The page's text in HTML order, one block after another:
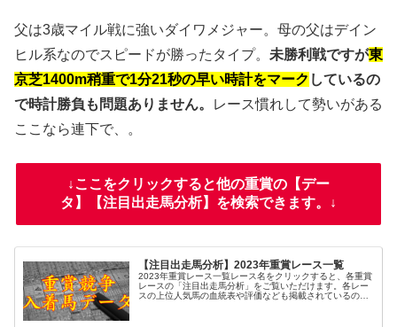
父は3歳マイル戦に強いダイワメジャー。母の父はデイン
ヒル系なのでスピードが勝ったタイプ。 未勝利戦ですが東
京芝1400m稍重で1分21秒の早い時計をマーク しているの
で時計勝負も問題ありません。
レース慣れして勢いがある
ここなら連下で、。
↓ここをクリックすると他の重賞の【デー
タ】【注目出走馬分析】を検索できます。↓
【注目出走馬分析】2023年重賞レース一覧
2023年重賞レース一覧レース名をクリックすると、各重賞
レースの「注目出走馬分析」をご覧いただけます。各レー
スの上位人気馬の血統表や評価なども掲載されているの